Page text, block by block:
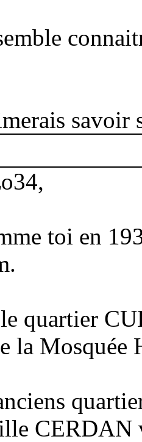
savoir
toi en
quartier
la
CERDAN